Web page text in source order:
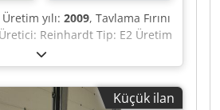
Üretim yılı: 2009, Tavlama Fırını
Reinhardt Tip: E2 Üretim
Sıcaklığı: 50-300 derece
m³ Açıklığın Boyutu:
3x400V Motor: 0.55kW -
- Belgeler mevcut mu: Hayır - CE
Küçük ilan